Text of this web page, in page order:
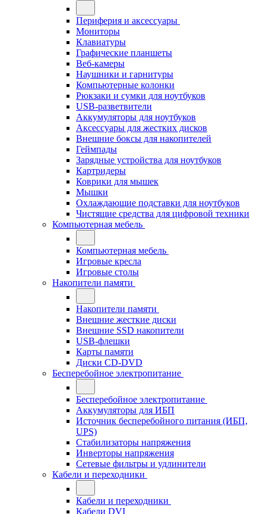
Периферия и аксессуары
Мониторы
Клавиатуры
Графические планшеты
Веб-камеры
Наушники и гарнитуры
Компьютерные колонки
Рюкзаки и сумки для ноутбуков
USB-разветвители
Аккумуляторы для ноутбуков
Аксессуары для жестких дисков
Внешние боксы для накопителей
Геймпады
Зарядные устройства для ноутбуков
Картридеры
Коврики для мышек
Мышки
Охлаждающие подставки для ноутбуков
Чистящие средства для цифровой техники
Компьютерная мебель
Компьютерная мебель
Игровые кресла
Игровые столы
Накопители памяти
Накопители памяти
Внешние жесткие диски
Внешние SSD накопители
USB-флешки
Карты памяти
Диски CD-DVD
Бесперебойное электропитание
Бесперебойное электропитание
Аккумуляторы для ИБП
Источник бесперебойного питания (ИБП,
UPS)
Стабилизаторы напряжения
Инверторы напряжения
Сетевые фильтры и удлинители
Кабели и переходники
Кабели и переходники
Кабели DVI